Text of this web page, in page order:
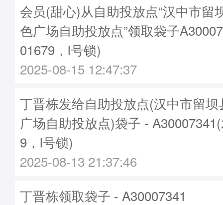
会员(甜心)从自助投放点“汉中市留
色广场自助投放点”领取袋子
01679，l号锁)
2025-08-15 12:47:37
丁晋栋发给自助投放点(汉中市留
广场自助投放点)袋子 -
9，l号锁)
2025-08-13 21:37:46
丁晋栋领取袋子 - A30007341